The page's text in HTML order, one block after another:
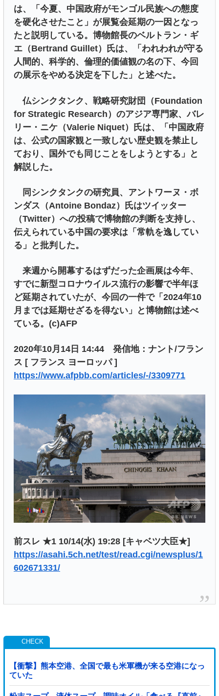
は、「今夏、中国政府がモンゴル民族への態度
を硬化させたこと」が展覧会延期の一因となっ
たと説明している。博物館長のベルトラン・ギ
エ（Bertrand Guillet）氏は、「われわれが守る
人間的、科学的、倫理的価値観の名の下、今回
の展示をやめる決定を下した」と述べた。
仏シンクタンク、戦略研究財団（Foundation
for Strategic Research）のアジア専門家、バレ
リー・ニケ（Valerie Niquet）氏は、「中国政府
は、公式の国家観と一致しない歴史観を禁止し
ており、国外でも同じことをしようとする」と
解説した。
同シンクタンクの研究員、アントワーヌ・ボ
ンダス（Antoine Bondaz）氏はツイッター
（Twitter）への投稿で博物館の判断を支持し、
伝えられている中国の要求は「常軌を逸してい
る」と批判した。
来週から開幕するはずだった企画展は今年、
すでに新型コロナウイルス流行の影響で半年ほ
ど延期されていたが、今回の一件で「2024年10
月までは延期せざるを得ない」と博物館は述べ
ている。(c)AFP
2020年10月14日 14:44 発信地：ナント/フラン
ス [ フランス ヨーロッパ ]
https://www.afpbb.com/articles/-/3309771
前スレ ★1 10/14(水) 19:28 [キャベツ大臣★]
https://asahi.5ch.net/test/read.cgi/newsplus/1
602671331/
【衝撃】熊本空港、全国で最も米軍機が来る空港になっ
ていた